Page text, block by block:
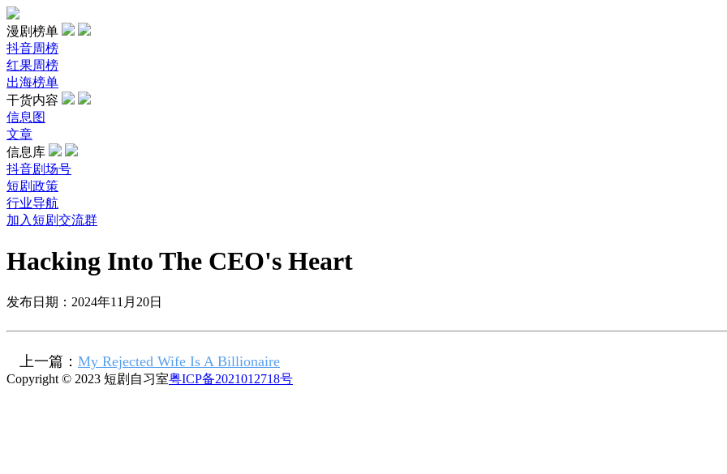
漫剧榜单
抖音周榜
红果周榜
出海榜单
干货内容
信息图
文章
信息库
抖音剧场号
短剧政策
行业导航
加入短剧交流群
Hacking Into The CEO's Heart
发布日期：2024年11月20日
上一篇： My Rejected Wife Is A Billionaire
Copyright © 2023 短剧自习室粤ICP备2021012718号